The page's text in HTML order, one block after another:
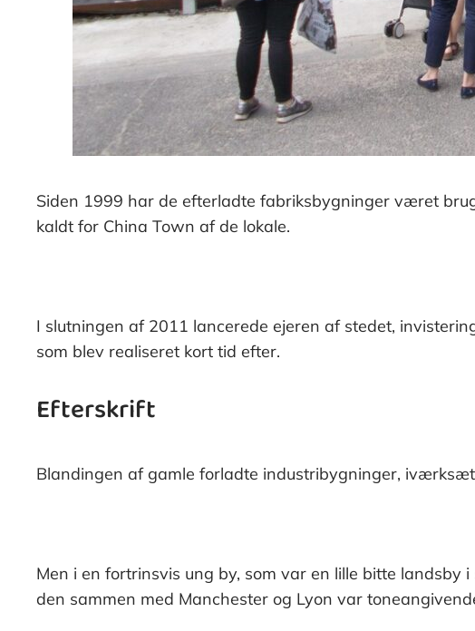
Siden 1999 har de efterladte fabriksbygninger været
kaldt for China Town af de lokale.
I slutningen af ​​2011 lancerede ejeren af stedet,
som blev realiseret kort tid efter.
Efterskrift
Blandingen af gamle forladte industribygninger,
Men i en fortrinsvis ung by, som var en lille bitte
den sammen med Manchester og Lyon var